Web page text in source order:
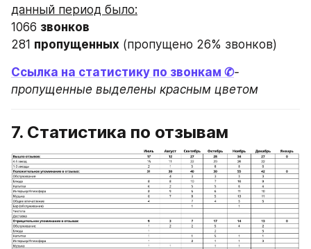
данный период было:
1066 звонков
281 пропущенных (пропущено 26% звонков)
Ссылка на статистику по звонкам ✆-
пропущенные выделены красным цветом
7. Статистика по отзывам